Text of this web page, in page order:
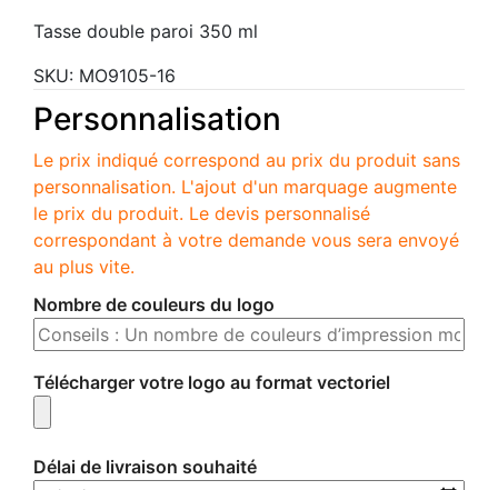
Tasse double paroi 350 ml
SKU: MO9105-16
Personnalisation
Le prix indiqué correspond au prix du produit sans
personnalisation. L'ajout d'un marquage augmente
le prix du produit. Le devis personnalisé
correspondant à votre demande vous sera envoyé
au plus vite.
Nombre de couleurs du logo
Télécharger votre logo au format vectoriel
Délai de livraison souhaité